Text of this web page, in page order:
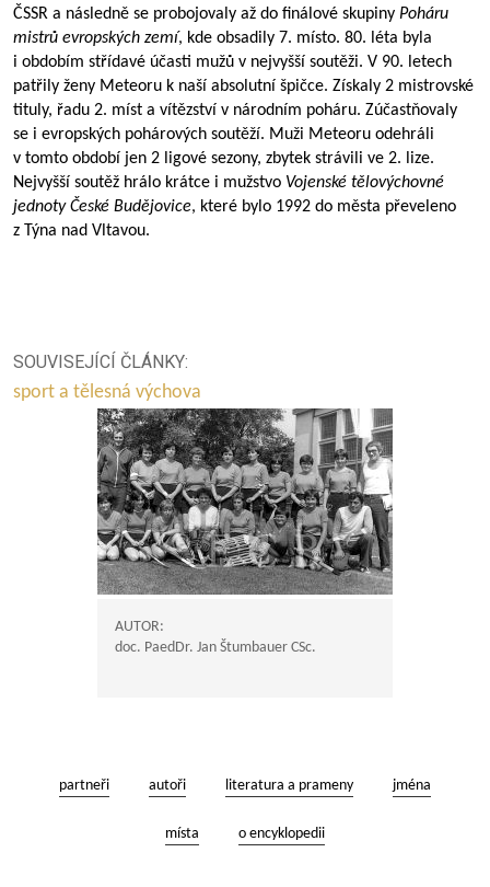
ČSSR a následně se probojovaly až do finálové skupiny Poháru
mistrů evropských zemí, kde obsadily 7. místo. 80. léta byla
i obdobím střídavé účasti mužů v nejvyšší soutěži. V 90. letech
patřily ženy Meteoru k naší absolutní špičce. Získaly 2 mistrovské
tituly, řadu 2. míst a vítězství v národním poháru. Zúčastňovaly
se i evropských pohárových soutěží. Muži Meteoru odehráli
v tomto období jen 2 ligové sezony, zbytek strávili ve 2. lize.
Nejvyšší soutěž hrálo krátce i mužstvo Vojenské tělovýchovné
jednoty České Budějovice, které bylo 1992 do města převeleno
z Týna nad Vltavou.
SOUVISEJÍCÍ ČLÁNKY:
sport a tělesná výchova
AUTOR:
doc. PaedDr. Jan Štumbauer CSc.
partneři autoři literatura a prameny jména
místa o encyklopedii